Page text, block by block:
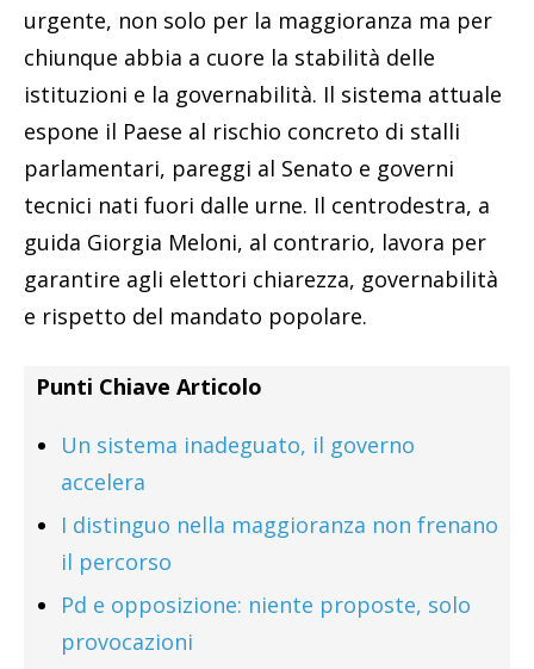
urgente, non solo per la maggioranza ma per
chiunque abbia a cuore la stabilità delle
istituzioni e la governabilità. Il sistema attuale
espone il Paese al rischio concreto di stalli
parlamentari, pareggi al Senato e governi
tecnici nati fuori dalle urne. Il centrodestra, a
guida Giorgia Meloni, al contrario, lavora per
garantire agli elettori chiarezza, governabilità
e rispetto del mandato popolare.
Punti Chiave Articolo
Un sistema inadeguato, il governo
accelera
I distinguo nella maggioranza non frenano
il percorso
Pd e opposizione: niente proposte, solo
provocazioni